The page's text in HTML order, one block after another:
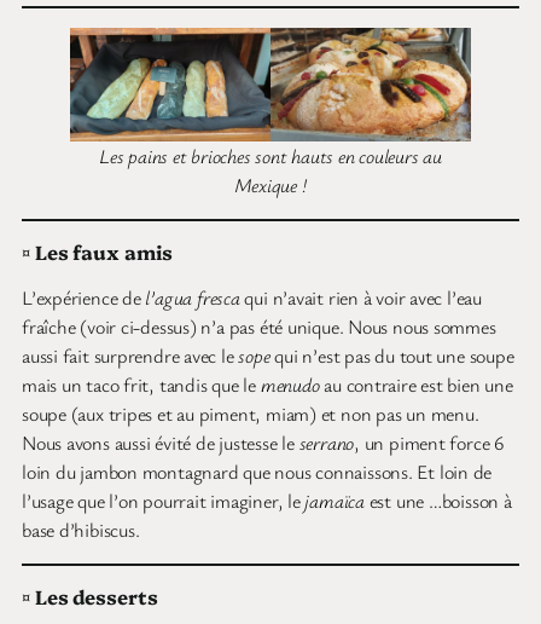
Les pains et brioches sont hauts en couleurs au
Mexique !
¤Les faux amis
L’expérience del’agua frescaqui n’avait rien à voir avec l’eau
fraîche (voir ci-dessus) n’a pas été unique. Nous nous sommes
aussi fait surprendre avec lesopequi n’est pas du tout une soupe
mais un taco frit, tandis que lemenudoau contraire est bien une
soupe (aux tripes et au piment, miam) et non pas un menu.
Nous avons aussi évité de justesse leserrano, un piment force 6
loin du jambon montagnard que nous connaissons. Et loin de
l’usage que l’on pourrait imaginer, lejamaïcaest une …boisson à
base d’hibiscus.
¤Les desserts